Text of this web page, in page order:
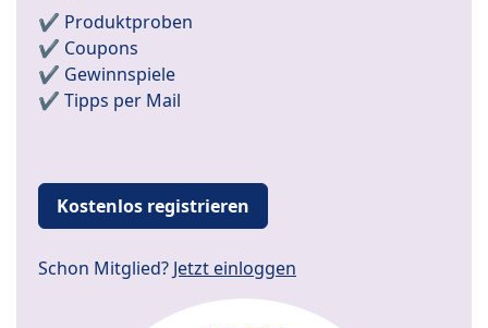
✔️ Produktproben
✔️ Coupons
✔️ Gewinnspiele
✔️ Tipps per Mail
Kostenlos registrieren
Schon Mitglied? Jetzt einloggen